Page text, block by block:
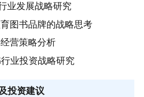
业发展战略研究
图书品牌的战略思考
营策略分析
业投资战略研究
投资建议